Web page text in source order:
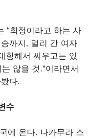
“최정이라고 하는 사
까지, 멀리 간 여자
항해서 싸우고는 있
않을 것.”이라면서
다.
수
에 온다. 나카무라 스